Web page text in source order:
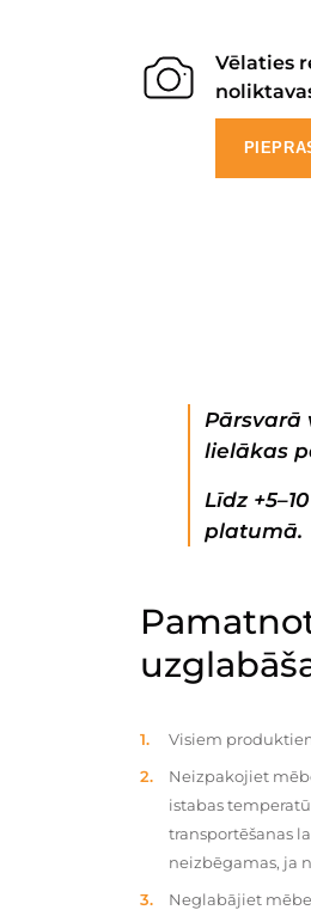
Vēlaties
Pārsvarā
lielākas
Līdz
platumā.
Visiem
Neizpakojiet
istabas
transportēšanas
neizbēgamas, ja
Neglabājiet